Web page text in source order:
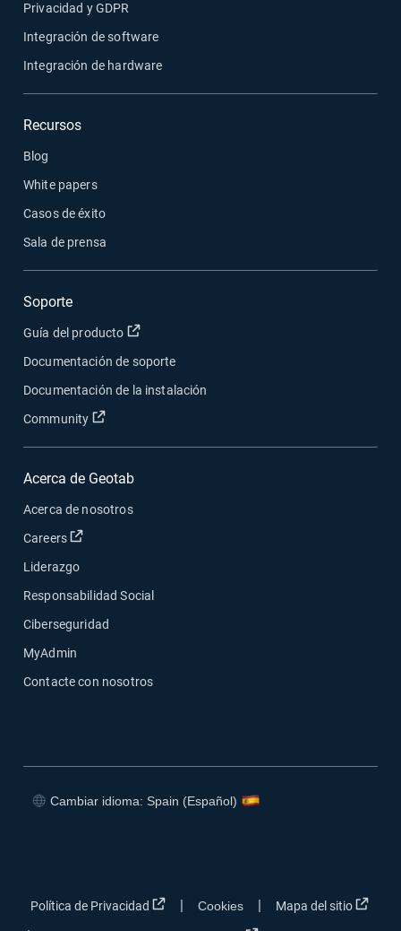
Privacidad y GDPR
Integración de software
Integración de hardware
Recursos
Blog
White papers
Casos de éxito
Sala de prensa
Soporte
Guía del producto Abrir en una nueva ventana
Documentación de soporte
Documentación de la instalación
Community
Abrir en una nueva ventana
Acerca de Geotab
Acerca de nosotros
Careers
Abrir en una nueva ventana
Liderazgo
Responsabilidad Social
Ciberseguridad
MyAdmin
Contacte con nosotros
Cambiar idioma: Spain (Español)
Política de Privacidad Abrir en una nueva ventana
| Cookies | Mapa del sitio Abrir